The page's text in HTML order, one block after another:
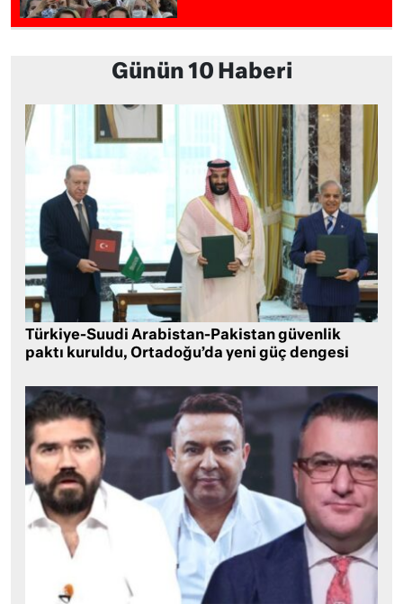
Günün 10 Haberi
Türkiye-Suudi Arabistan-Pakistan güvenlik
paktı kuruldu, Ortadoğu’da yeni güç dengesi